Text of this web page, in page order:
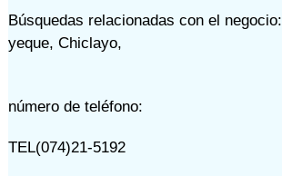
Búsquedas relacionadas con el negocio:
yeque, Chiclayo,
número de teléfono:
TEL(074)21-5192